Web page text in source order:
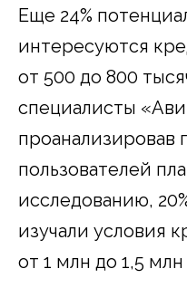
Еще 24%
интересуются
от 500 до 800
специалисты
проанализировав
пользователей
исследованию,
изучали условия
от 1 млн до 1,5